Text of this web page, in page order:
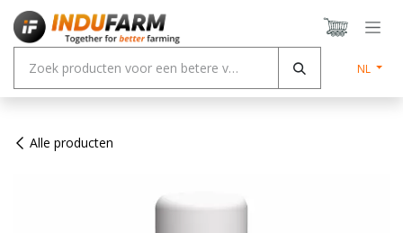
Overslaan naar inhoud
NL
Alle producten